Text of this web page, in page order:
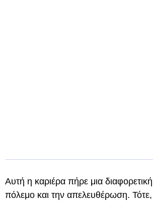
Αυτή η καριέρα πήρε μια
πόλεμο και την απελευθέρωση. Τότε,